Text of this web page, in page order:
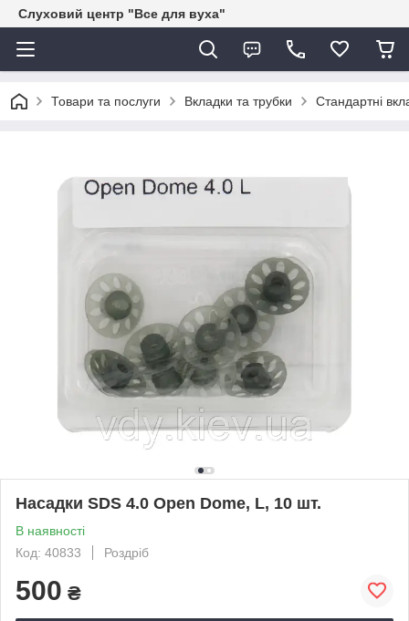
Слуховий центр "Все для вуха"
Товари та послуги Вкладки та трубки Стандартні
Насадки SDS 4.0 Open Dome, L, 10 шт.
В наявності
Код: 40833
Роздріб
500 ₴